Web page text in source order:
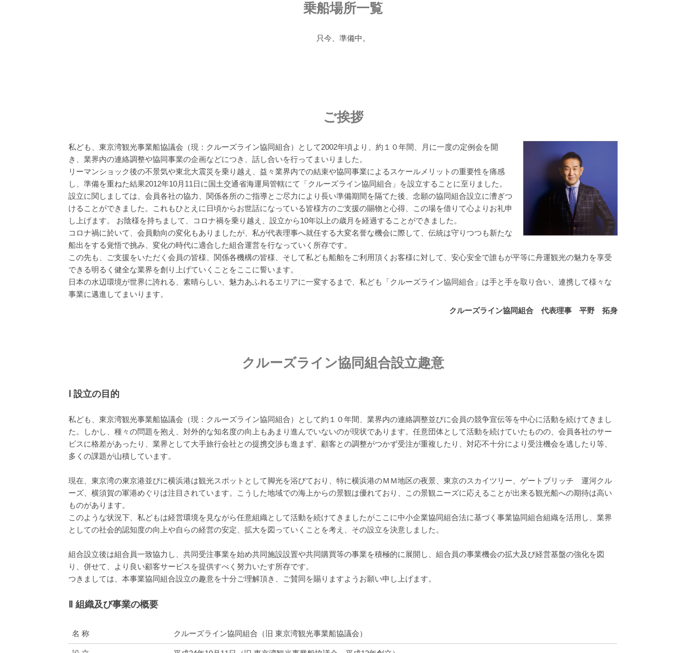
乗船場所一覧
只今、準備中。
ご挨拶
私ども、東京湾観光事業船協議会（現：クルーズライン協同組合）として2002年頃より、約１０年間、月に一度の定例会を開
き、業界内の連絡調整や協同事業の企画などにつき、話し合いを行ってまいりました。
リーマンショック後の不景気や東北大震災を乗り越え、益々業界内での結束や協同事業によるスケールメリットの重要性を痛感
し、準備を重ねた結果2012年10月11日に国土交通省海運局管轄にて「クルーズライン協同組合」を設立することに至りました。
設立に関しましては、会員各社の協力、関係各所のご指導とご尽力により長い準備期間を隔てた後、念願の協同組合設立に漕ぎつ
けることができました。これもひとえに日頃からお世話になっている皆様方のご支援の賜物と心得、この場を借りて心よりお礼申
し上げます。 お陰様を持ちまして、コロナ禍を乗り越え、設立から10年以上の歳月を経過することができました。
コロナ禍に於いて、会員動向の変化もありましたが、私が代表理事へ就任する大変名誉な機会に際して、伝統は守りつつも新たな
船出をする覚悟で挑み、変化の時代に適合した組合運営を行なっていく所存です。
この先も、ご支援をいただく会員の皆様、関係各機構の皆様、そして私ども船舶をご利用頂くお客様に対して、安心安全で誰もが平等に舟運観光の魅力を享受
できる明るく健全な業界を創り上げていくことをここに誓います。
日本の水辺環境が世界に誇れる、素晴らしい、魅力あふれるエリアに一変するまで、私ども「クルーズライン協同組合」は手と手を取り合い、連携して様々な
事業に邁進してまいります。
クルーズライン協同組合 代表理事 平野 拓身
クルーズライン協同組合設立趣意
Ⅰ 設立の目的
私ども、東京湾観光事業船協議会（現：クルーズライン協同組合）として約１０年間、業界内の連絡調整並びに会員の競争宣伝等を中心に活動を続けてきまし
た。しかし、種々の問題を抱え、対外的な知名度の向上もあまり進んでいないのが現状であります。任意団体として活動を続けていたものの、会員各社のサー
ビスに格差があったり、業界として大手旅行会社との提携交渉も進まず、顧客との調整がつかず受注が重複したり、対応不十分により受注機会を逃したり等、
多くの課題が山積しています。
現在、東京湾の東京港並びに横浜港は観光スポットとして脚光を浴びており、特に横浜港のＭＭ地区の夜景、東京のスカイツリー、ゲートブリッチ 運河クル
ーズ、横須賀の軍港めぐりは注目されています。こうした地域での海上からの景観は優れており、この景観ニーズに応えることが出来る観光船への期待は高い
ものがあります。
このような状況下、私どもは経営環境を見ながら任意組織として活動を続けてきましたがここに中小企業協同組合法に基づく事業協同組合組織を活用し、業界
としての社会的認知度の向上や自らの経営の安定、拡大を図っていくことを考え、その設立を決意しました。
組合設立後は組合員一致協力し、共同受注事業を始め共同施設設置や共同購買等の事業を積極的に展開し、組合員の事業機会の拡大及び経営基盤の強化を図
り、併せて、より良い顧客サービスを提供すべく努力いたす所存です。
つきましては、本事業協同組合設立の趣意を十分ご理解頂き、ご賛同を賜りますようお願い申し上げます。
Ⅱ 組織及び事業の概要
名 称 クルーズライン協同組合（旧 東京湾観光事業船協議会）